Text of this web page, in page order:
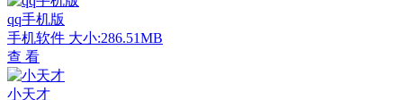
qq手机版
手机软件 大小:286.51MB
查 看
小天才